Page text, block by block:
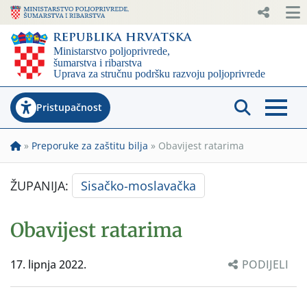
Pristupačnost
» Preporuke za zaštitu bilja » Obavijest ratarima
ŽUPANIJA: Sisačko-moslavačka
Obavijest ratarima
17. lipnja 2022. PODIJELI